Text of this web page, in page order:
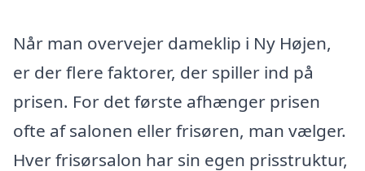
Når man overvejer dameklip i Ny Højen,
er der flere faktorer, der spiller ind på
prisen. For det første afhænger prisen
ofte af salonen eller frisøren, man vælger.
Hver frisørsalon har sin egen prisstruktur,